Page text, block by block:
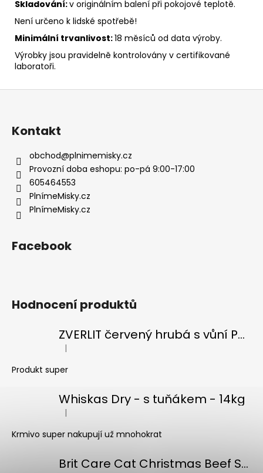
Skladování:v originálním balení při pokojové teplotě.
Není určeno k lidské spotřebě!
Minimální trvanlivost:18 měsíců od data výroby.
Výrobky jsou pravidelně kontrolovány v certifikované
laboratoři.
Z
Kontakt
obchod@plnimemisky.cz
Provozní doba eshopu: po-pá 9:00-17:00
605464553
PlnímeMisky.cz
PlnímeMisky.cz
Facebook
Hodnocení produktů
ZVERLIT červený hrubá s vůní Podestýlka kočka 10kg
Hodnocení produktu je 5 z 5 hvězdiček.
|
Produkt super
Whiskas Dry - s tuňákem - 14kg
Hodnocení produktu je 5 z 5 hvězdiček.
|
Krmivo super nakupují už mnohokrat
Brit Care Cat Christmas Beef Soup 75g